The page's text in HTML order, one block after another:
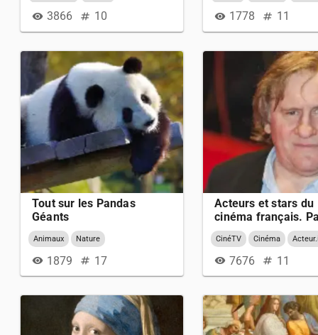
visibility 3866 numbers 10 visibility 1778 numbers 11
Tout sur les Pandas
Géants
Animaux Nature
visibility 1879 numbers 17
Acteurs et stars du
cinéma français.
CinéTV Cinéma
Français
Personnalités
visibility 7676 numbers 11